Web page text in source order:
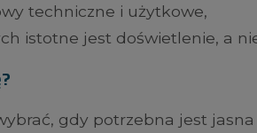
techniczne i użytkowe,
istotne jest doświetlenie, a
gdy potrzebna jest